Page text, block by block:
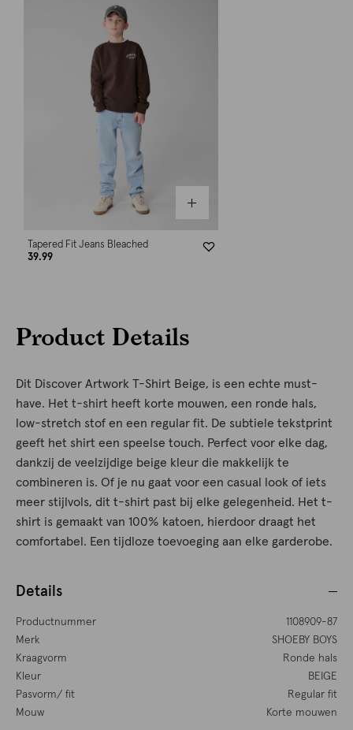
Tapered Fit Jeans Bleached
39.99
Product Details
Dit Discover Artwork T-Shirt Beige, is een echte must-
have. Het t-shirt heeft korte mouwen, een ronde hals,
low-stretch stof en een regular fit. De subtiele tekstprint
geeft het shirt een speelse touch. Perfect voor elke dag,
dankzij de veelzijdige beige kleur die makkelijk te
combineren is. Of je nu gaat voor een casual look of iets
meer stijlvols, dit t-shirt past bij elke gelegenheid. Het t-
shirt is gemaakt van 100% katoen, hierdoor draagt het
comfortabel. Een tijdloze toevoeging aan elke garderobe.
Details
Productnummer
1108909-87
Merk
SHOEBY BOYS
Kraagvorm
Ronde hals
Kleur
BEIGE
Pasvorm/ fit
Regular fit
Mouw
Korte mouwen